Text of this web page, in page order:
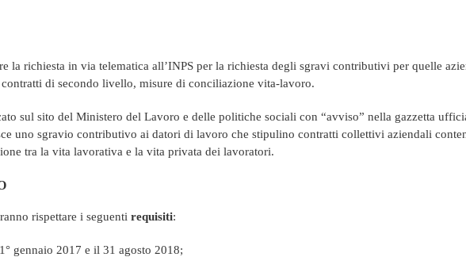
la richiesta in via telematica all’INPS per la richiesta degli sgravi contributivi per quelle
di secondo livello, misure di conciliazione vita-lavoro.
sul sito del Ministero del Lavoro e delle politiche sociali con “avviso” nella gazzetta
uno sgravio contributivo ai datori di lavoro che stipulino contratti collettivi aziendali
tra la vita lavorativa e la vita privata dei lavoratori.
rispettare i seguenti requisiti:
gennaio 2017 e il 31 agosto 2018;